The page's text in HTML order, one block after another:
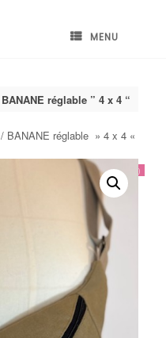
MENU
BANANE réglable ” 4 x 4 “
/ BANANE réglable » 4 x 4 «